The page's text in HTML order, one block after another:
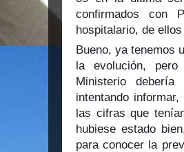
confirmados con
hospitalario, de
Bueno, ya tenemos
la evolución,
Ministerio
intentando
las cifras que
hubiese estado
para conocer la